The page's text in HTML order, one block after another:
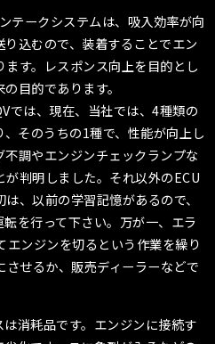
テークシステムは、吸入効率が向
込むので、装着することでエン
す。レスポンス向上を目的とし
目的であります。
では、現在、当社では、4種類の
そのうちの1種で、性能が向上し
調やエンジンチェックランプな
判明しました。それ以外のECU
、以前の学習記憶があるので、
を行って下さい。万が一、エラ
ンジンを切るという作業を繰り
せるか、販売ディーラーなどで
は消耗品です。エンジンに接続す